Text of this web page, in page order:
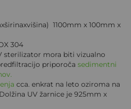
1100mm x 100mm x
304
sterilizator mora biti vizualno
priporoča sedimentni
cca. enkrat na leto oziroma na
UV žarnice je 925mm x